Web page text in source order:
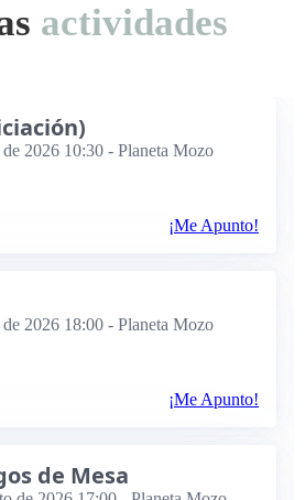
actividades